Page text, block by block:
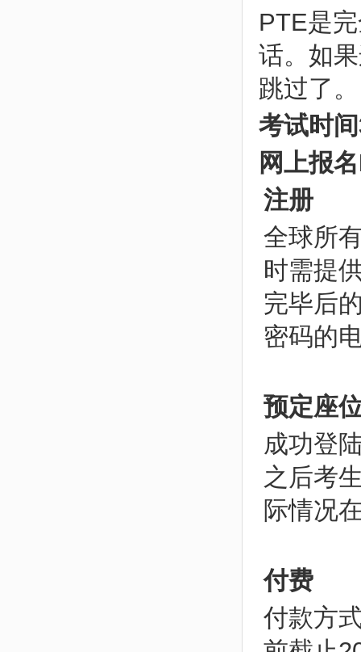
PTE是
话。如
跳过了。
考试时
网上报
注册
全球所
时需提
完毕后
密码的
预定座
成功登
之后考
际情况
付费
付款方